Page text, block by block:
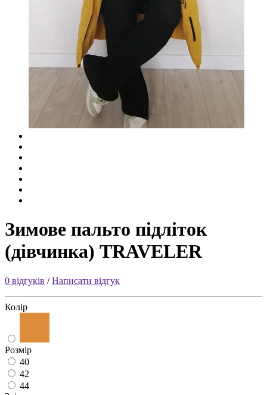
Зимове пальто підліток
(дівчинка) TRAVELER
0 відгуків /Написати відгук
Колір
Розмір
40
42
44